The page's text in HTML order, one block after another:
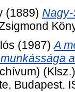
(1889)
(1987)A
Budapest.